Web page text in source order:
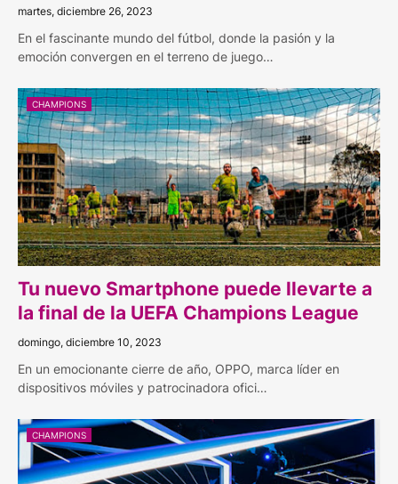
martes, diciembre 26, 2023
En el fascinante mundo del fútbol, donde la pasión y la
emoción convergen en el terreno de juego…
CHAMPIONS
Tu nuevo Smartphone puede llevarte a
la final de la UEFA Champions League
domingo, diciembre 10, 2023
En un emocionante cierre de año, OPPO, marca líder en
dispositivos móviles y patrocinadora ofici…
CHAMPIONS